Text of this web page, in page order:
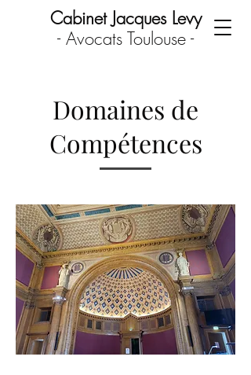
Cabinet Jacques Levy
- Avocats Toulouse -
Domaines de
Compétences